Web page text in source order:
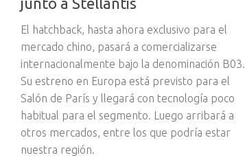
El hatchback, hasta ahora exclusivo para el
mercado chino, pasará a comercializarse
internacionalmente bajo la denominación B03.
Su estreno en Europa está previsto para el
Salón de París y llegará con tecnología poco
habitual para el segmento. Luego arribará a
otros mercados, entre los que podría estar
nuestra región.